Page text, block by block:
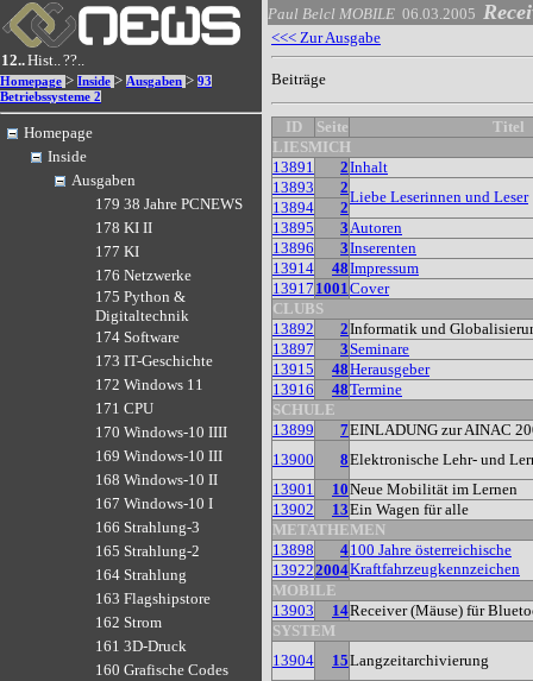
12..Hist..??..
Homepage > Inside > Ausgaben > 93
Betriebssysteme 2
Homepage
Inside
Ausgaben
179 38 Jahre PCNEWS
178 KI II
177 KI
176 Netzwerke
175 Python &
Digitaltechnik
174 Software
173 IT-Geschichte
172 Windows 11
171 CPU
170 Windows-10 IIII
169 Windows-10 III
168 Windows-10 II
167 Windows-10 I
166 Strahlung-3
165 Strahlung-2
164 Strahlung
163 Flagshipstore
162 Strom
161 3D-Druck
160 Grafische Codes
Paul Belcl MOBILE 06.03.2005
<<< Zur Ausgabe
Beiträge
ID Seite
Titel
LIESMICH
13891
2Inhalt
13893
2
Liebe Leserinnen und Leser
13894
2
13895
3Autoren
13896
3Inserenten
13914
48Impressum
13917 1001Cover
CLUBS
13892
2Informatik und
13897
3Seminare
13915
48Herausgeber
13916
48Termine
SCHULE
13899
7EINLADUNG zur AINAC
13900
8Elektronische Lehr- und
13901
10Neue Mobilität im Lernen
13902
13Ein Wagen für alle
METATHEMEN
13898
4100 Jahre österreichische
Kraftfahrzeugkennzeichen
139222004
MOBILE
13903
14Receiver (Mäuse) für
SYSTEM
13904
15Langzeitarchivierung